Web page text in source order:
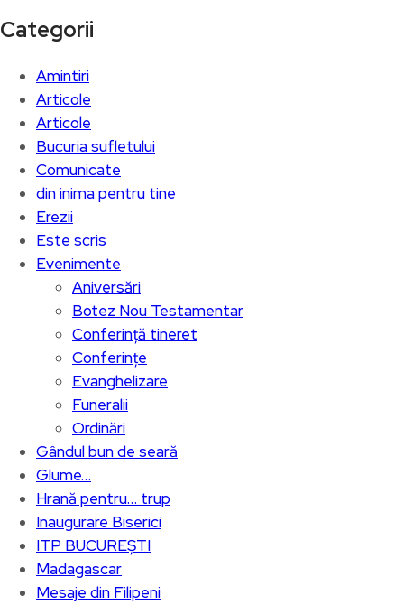
Categorii
Amintiri
Articole
Articole
Bucuria sufletului
Comunicate
din inima pentru tine
Erezii
Este scris
Evenimente
Aniversări
Botez Nou Testamentar
Conferință tineret
Conferințe
Evanghelizare
Funeralii
Ordinări
Gândul bun de seară
Glume…
Hrană pentru… trup
Inaugurare Biserici
ITP BUCUREȘTI
Madagascar
Mesaje din Filipeni